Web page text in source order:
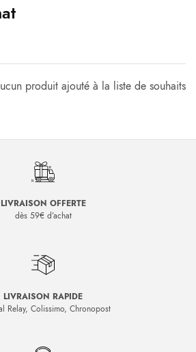
produit ajouté à la liste de souhaits
LIVRAISON OFFERTE
dès 59€ d’achat
LIVRAISON RAPIDE
Relay, Colissimo, Chronopost